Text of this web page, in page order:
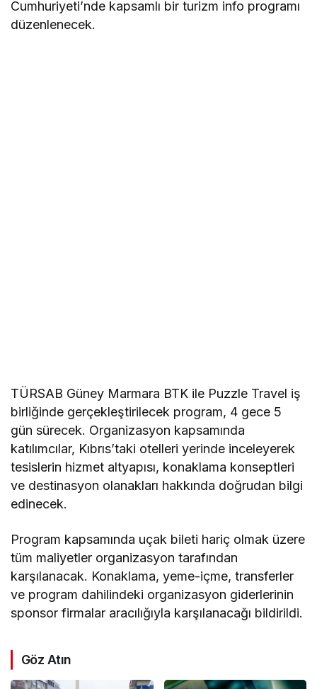
Cumhuriyeti’nde kapsamlı bir turizm info programı
düzenlenecek.
TÜRSAB Güney Marmara BTK ile Puzzle Travel iş
birliğinde gerçekleştirilecek program, 4 gece 5
gün sürecek. Organizasyon kapsamında
katılımcılar, Kıbrıs’taki otelleri yerinde inceleyerek
tesislerin hizmet altyapısı, konaklama konseptleri
ve destinasyon olanakları hakkında doğrudan bilgi
edinecek.
Program kapsamında uçak bileti hariç olmak üzere
tüm maliyetler organizasyon tarafından
karşılanacak. Konaklama, yeme-içme, transferler
ve program dahilindeki organizasyon giderlerinin
sponsor firmalar aracılığıyla karşılanacağı bildirildi.
Göz Atın